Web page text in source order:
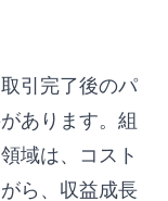
引完了後のパ
あります。組
域は、コスト
ら、収益成長